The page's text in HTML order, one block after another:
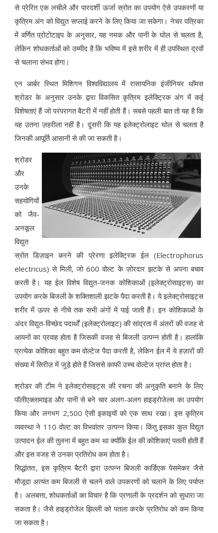
से प्रेरित एक लचीले और पारदर्शी ऊर्जा स्रोत का उपयोग ऐसे उपकरणों या
कृत्रिम अंग को विद्युत सप्लाई करने के लिए किया जा सकेगा। नेचर पत्रिका
में वर्णित प्रोटोटाइप के अनुसार, यह नमक और पानी के घोल से चलता है,
लेकिन शोधकर्ताओं को उम्मीद है कि भविष्य में इसे शरीर में ही उपस्थित द्रवों
से चलाना संभव होगा।
एन आर्बर स्थित मिशिगन विश्वविद्यालय में रासायनिक इंजीनियर थॉमस
श्रोडर के अनुसार उनके द्वारा विकसित कृत्रिम इलेक्ट्रिक अंग में कई
विशेषताएं हैं जो परंपरागत बैटरी में नहीं होती हैं। सबसे पहली बात तो यह है कि
यह उतना ज़हरीला नहीं है। दूसरी कि यह इलेक्ट्रोलाइट घोल से चलता है
जिनकी आपूर्ति आसानी से की जा सकती है।
श्रोडर
और
उनके
सहयोगियों
को जैव-
अनकूल
विद्युत
स्रोत डिज़ाइन करने की प्रेरणा इलेक्ट्रिक ईल (Electrophorus
electricus) से मिली, जो 600 वोल्ट के ज़ोरदार झटके से अपना बचाव
करती है। यह ईल विशेष विद्युत-जनक कोशिकाओं (इलेक्ट्रोसाइट्स) का
उपयोग करके बिजली के शक्तिशाली झटके पैदा करती है। ये इलेक्ट्रोसाइट्स
शरीर में ऊपर से नीचे तक सभी अंगों में पाई जाती हैं। इन कोशिकाओं के
अंदर विद्युत-विच्छेद पदार्थों (इलेक्ट्रोलाइट) की सांद्रता में अंतरों की वजह से
आयनों का प्रवाह होता है जिसकी वजह से बिजली उत्पन्न होती है। हालांकि
प्रत्येक कोशिका बहुत कम वोल्टेज पैदा करती है, लेकिन ईल में ये हज़ारों की
संख्या में सिरीज़ में जुड़े होते हैं जिससे काफी उच्च वोल्टेज प्राप्त होता है।
श्रोडर की टीम ने इलेक्ट्रोसाइट्स की रचना की अनुकृति बनाने के लिए
पॉलीएक्लामाइड और पानी से बने चार अलग-अलग हाइड्रोजेल्स का उपयोग
किया और लगभग 2,500 ऐसी इकाइयों को एक साथ रखा। इस कृत्रिम
व्यवस्था ने 110 वोल्ट का विभवांतर उत्पन्न किया। किंतु इसका कुल विद्युत
उत्पादन ईल की तुलना में बहुत कम था क्योंकि ईल की कोशिकाएं पतली होती हैं
और इस वजह से उनका प्रतिरोध कम होता है।
सिद्धांतत:, इस कृत्रिम बैटरी द्वारा उत्पन्न बिजली कार्डिएक पेसमेकर जैसे
मौजूदा अत्यंत कम बिजली से चलने वाले उपकरणों को चलाने के लिए पर्याप्त
है। अलबत्ता, शोधकर्ताओं का विचार है कि प्रणाली के प्रदर्शन को सुधारा जा
सकता है। जैसे हाइड्रोजेल झिल्ली को पतला करके प्रतिरोध को कम किया
जा सकता है।